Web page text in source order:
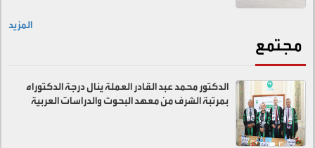
المزيد
مجتمع
الدكتور محمد عبد القادر العملة ينال درجة الدكتوراه
بمرتبة الشرف من معهد البحوث والدراسات العربية